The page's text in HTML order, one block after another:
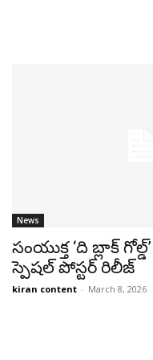
News
సంయుక్త ‘ది బ్లాక్
స్పెషల్ పోస్టర్ రిలీజ్
kiran content - March 8, 2026